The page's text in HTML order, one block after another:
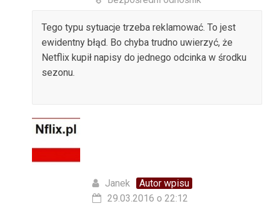
Tego typu sytuacje trzeba reklamować. To jest
ewidentny błąd. Bo chyba trudno uwierzyć, że
Netflix kupił napisy do jednego odcinka w środku
sezonu.
Janek
Autor wpisu
29.03.2016 o 22:12